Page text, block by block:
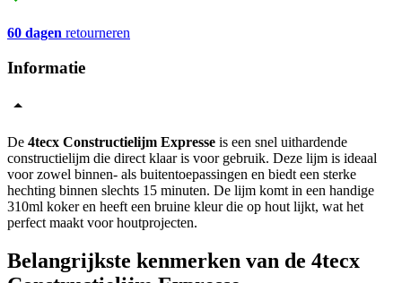
60 dagen retourneren
Informatie
De 4tecx Constructielijm Expresse is een snel uithardende
constructielijm die direct klaar is voor gebruik. Deze lijm is ideaal
voor zowel binnen- als buitentoepassingen en biedt een sterke
hechting binnen slechts 15 minuten. De lijm komt in een handige
310ml koker en heeft een bruine kleur die op hout lijkt, wat het
perfect maakt voor houtprojecten.
Belangrijkste kenmerken van de 4tecx